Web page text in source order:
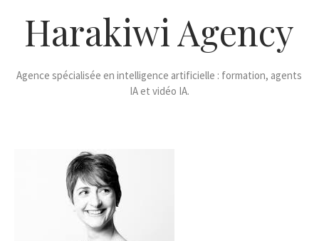
Harakiwi Agency
Agence spécialisée en intelligence artificielle : formation, agents
IA et vidéo IA.